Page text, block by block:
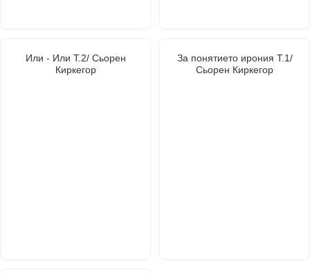
Или - Или Т.2/ Сьорен
Киркегор
За понятието ирония Т.1/
Сьорен Киркегор